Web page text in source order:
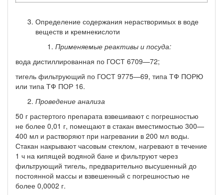
Определение содержания нерастворимых в воде
веществ и кремнекислоти
Применяемые реактивы и посуда:
вода дистиллированная по ГОСТ 6709—72;
тигель фильтрующий по ГОСТ 9775—69, типа ТФ ПОРЮ
или типа ТФ ПОР 16.
Проведение анализа
50 г растертого препарата взвешивают с погрешностью
не бо­лее 0,01 г, помещают в стакан вместимостью 300—
400 мл и раст­воряют при нагревании в 200 мл воды.
Стакан накрывают часовым стеклом, нагревают в течение
1 ч на кипящей водяной бане и филь­труют через
фильтрующий тигель, предварительно высушенный до
постоянной массы и взвешенный с погрешностью не
более 0,0002 г.